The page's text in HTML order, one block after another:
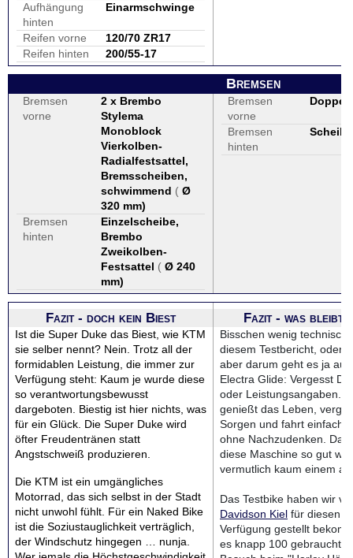
Aufhängung
hinten
Einarmschwinge
Reifen vorne
120/70 ZR17
Reifen hinten
200/55-17
Bremsen
Bremsen
vorne
2 x Brembo
Stylema
Monoblock
Vierkolben-
Radialfestsattel,
Bremsscheiben,
schwimmend ( Ø
320 mm)
Bremsen
hinten
Einzelscheibe,
Brembo
Zweikolben-
Festsattel ( Ø 240
mm)
Bremsen
vorne
Bremsen
hinten
Scheibe
Fazit - doch kein Biest
Ist die Super Duke das Biest, wie KTM
sie selber nennt? Nein. Trotz all der
formidablen Leistung, die immer zur
Verfügung steht: Kaum je wurde diese
so verantwortungsbewusst
dargeboten. Biestig ist hier nichts, was
für ein Glück. Die Super Duke wird
öfter Freudentränen statt
Angstschweiß produzieren.
Die KTM ist ein umgängliches
Motorrad, das sich selbst in der Stadt
nicht unwohl fühlt. Für ein Naked Bike
ist die Soziustauglichkeit verträglich,
der Windschutz hingegen … nunja.
Fazit - was bleibt
Bisschen wenig
diesem Testbericht, oder?
aber darum geht es ja
Electra Glide: Vergesst
oder Leistungsangaben.
genießt das Leben,
Sorgen und fahrt einfach
ohne Nachzudenken. Das
diese Maschine so gut
vermutlich kaum einem
Das Testbike haben wir
Davidson Kiel für diesen
Verfügung gestellt
es knapp 100 gebrauchte